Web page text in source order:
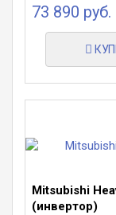
73 890 руб.
Mitsubishi
(инвертор)